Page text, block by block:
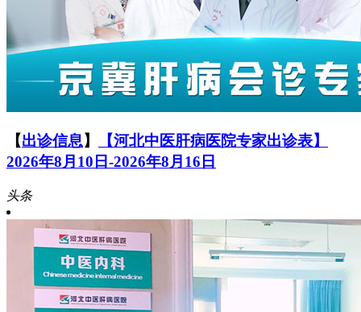
【出诊信息】
【河北中医肝病医院专家出诊表】
2026年8月10日-2026年8月16日
头条